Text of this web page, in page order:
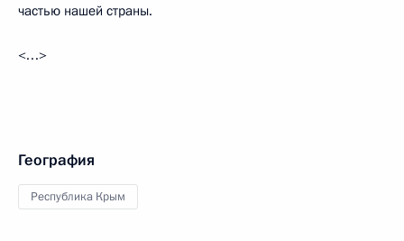
частью нашей страны.
<…>
География
Республика Крым